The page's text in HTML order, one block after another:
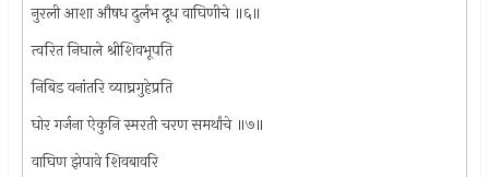
नुरली आशा औषध दुर्लभ दूध वाघिणीचे ॥६॥
त्वरित निघाले श्रीशिवभूपति
निबिड वनांतरि व्याघ्रगुहेप्रति
घोर गर्जना ऐकुनि स्मरती चरण समर्थांचे ॥७॥
वाघिण झेपावे शिवबावरि